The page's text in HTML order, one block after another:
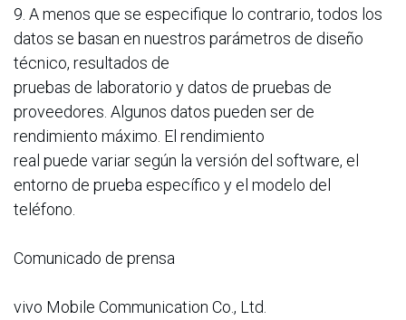
9. A menos que se especifique lo contrario, todos los
datos se basan en nuestros parámetros de diseño
técnico, resultados de
pruebas de laboratorio y datos de pruebas de
proveedores. Algunos datos pueden ser de
rendimiento máximo. El rendimiento
real puede variar según la versión del software, el
entorno de prueba específico y el modelo del
teléfono.
Comunicado de prensa
vivo Mobile Communication Co., Ltd.